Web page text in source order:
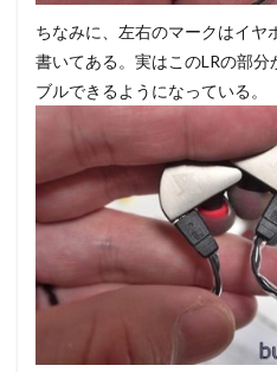
ちなみに、左右のマークはイヤ
書いてある。実はこのLRの部
ブルできるようになっている。